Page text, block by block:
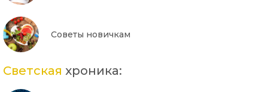
Советы новичкам
Светская хроника: